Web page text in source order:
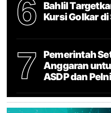
6
Bahlil
Kursi Golkar di
7
Pemerintah
Anggaran
ASDP dan